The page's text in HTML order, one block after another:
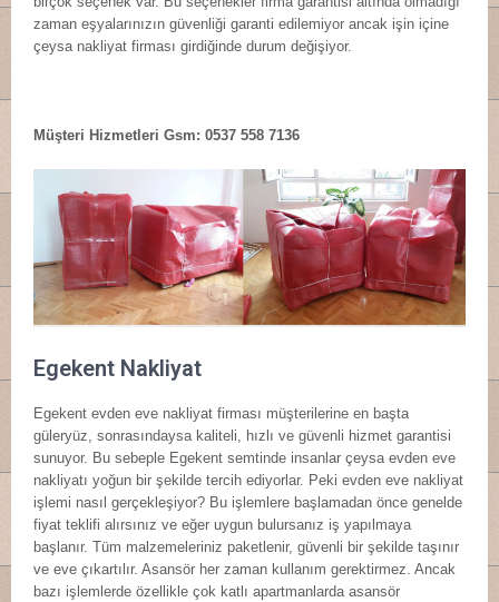
zaman eşyalarınızın güvenliği garanti edilemiyor ancak işin içine
çeysa nakliyat firması girdiğinde durum değişiyor.
Müşteri Hizmetleri Gsm: 0537 558 7136
Egekent Nakliyat
Egekent evden eve nakliyat firması müşterilerine en başta
güleryüz, sonrasındaysa kaliteli, hızlı ve güvenli hizmet garantisi
sunuyor. Bu sebeple Egekent semtinde insanlar çeysa evden eve
nakliyatı yoğun bir şekilde tercih ediyorlar. Peki evden eve nakliyat
işlemi nasıl gerçekleşiyor? Bu işlemlere başlamadan önce genelde
fiyat teklifi alırsınız ve eğer uygun bulursanız iş yapılmaya
başlanır. Tüm malzemeleriniz paketlenir, güvenli bir şekilde taşınır
ve eve çıkartılır. Asansör her zaman kullanım gerektirmez. Ancak
bazı işlemlerde özellikle çok katlı apartmanlarda asansör